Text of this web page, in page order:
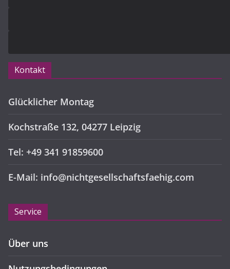
Kontakt
Glücklicher Montag
Kochstraße 132, 04277 Leipzig
Tel: +49 341 91859600
E-Mail: info@nichtgesellschaftsfaehig.com
Service
Über uns